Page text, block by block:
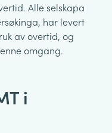
Alle selskapa
har levert
av overtid, og
omgang.
i